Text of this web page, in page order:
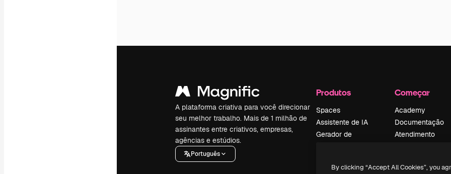
A plataforma criativa para você direcionar
seu melhor trabalho. Mais de 1 milhão de
assinantes entre criativos, empresas,
agências e estúdios.
Português
Produtos
Spaces
Assistente de IA
Gerador de
Texto para voz
Começar
Academy
Documentação
Atendimento
Política de
By clicking “Accept All Cookies”, you